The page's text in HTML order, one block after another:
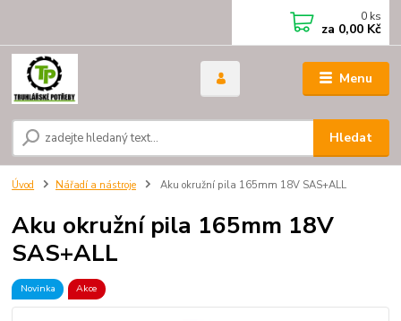
Menu
Hledat
0 ks
za 0,00 Kč
Úvod Nářadí a nástroje Aku okružní pila 165mm 18V SAS+ALL
Aku okružní pila 165mm 18V
SAS+ALL
Novinka Akce